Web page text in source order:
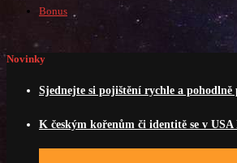
Bonus
Novinky
Sjednejte si pojištění rychle a
K českým kořenům či identitě se v